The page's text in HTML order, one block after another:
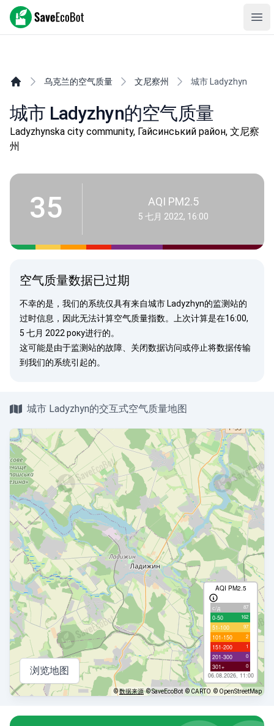
SaveEcoBot
乌克兰的空气质量 文尼察州 城市 Ladyzhyn
城市 Ladyzhyn的空气质量
Ladyzhynska city community, Гайсинський район, 文尼察
州
35 AQI PM2.5
5 七月 2022, 16:00
空气质量数据已过期
不幸的是，我们的系统仅具有来自城市 Ladyzhyn的监测站的
过时信息，因此无法计算空气质量指数。上次计算是在16:00,
5 七月 2022 року进行的。
这可能是由于监测站的故障、关闭数据访问或停止将数据传输
到我们的系统引起的。
城市 Ladyzhyn的交互式空气质量地图
AQI PM2.5
с/д 87
0-50 162
51-100 97
101-150 2
151-200 1
201-300 0
301+ 0
06.08.2026, 11:00
浏览地图
©数据来源 © SaveEcoBot © CARTO © OpenStreetMap